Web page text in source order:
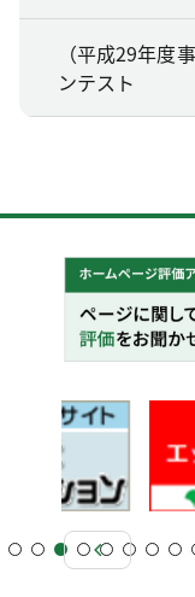
（平成29年度
ンテスト